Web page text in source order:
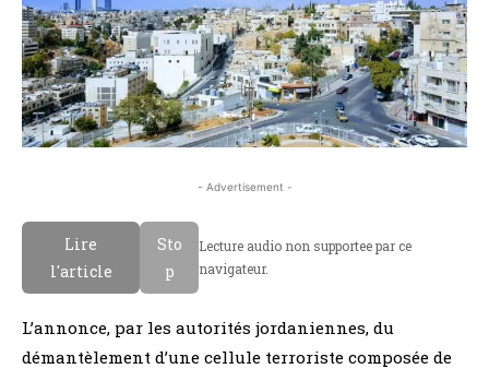
- Advertisement -
Lire
l'article
Sto
p
Lecture audio non supportee par ce
navigateur.
L’annonce, par les autorités jordaniennes, du
démantèlement d’une cellule terroriste composée de